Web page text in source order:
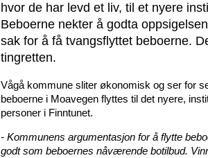
hvor de har levd et liv, til et nyere
Beboerne nekter å godta
sak for å få tvangsflyttet beboerne.
tingretten.
Vågå kommune sliter økonomisk og ser for
beboerne i Moavegen flyttes til det nyere,
personer i Finntunet.
- Kommunens argumentasjon for å flytte
godt som beboernes nåværende botilbud.